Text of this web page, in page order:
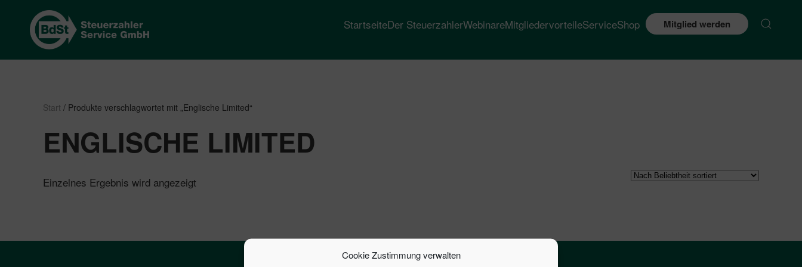
Cookie Zustimmung verwalten
StartseiteDer SteuerzahlerWebinareMitgliedervorteileServiceShop Mitglied werden
Start / Produkte verschlagwortet mit „Englische Limited“
ENGLISCHE LIMITED
Einzelnes Ergebnis wird angezeigt